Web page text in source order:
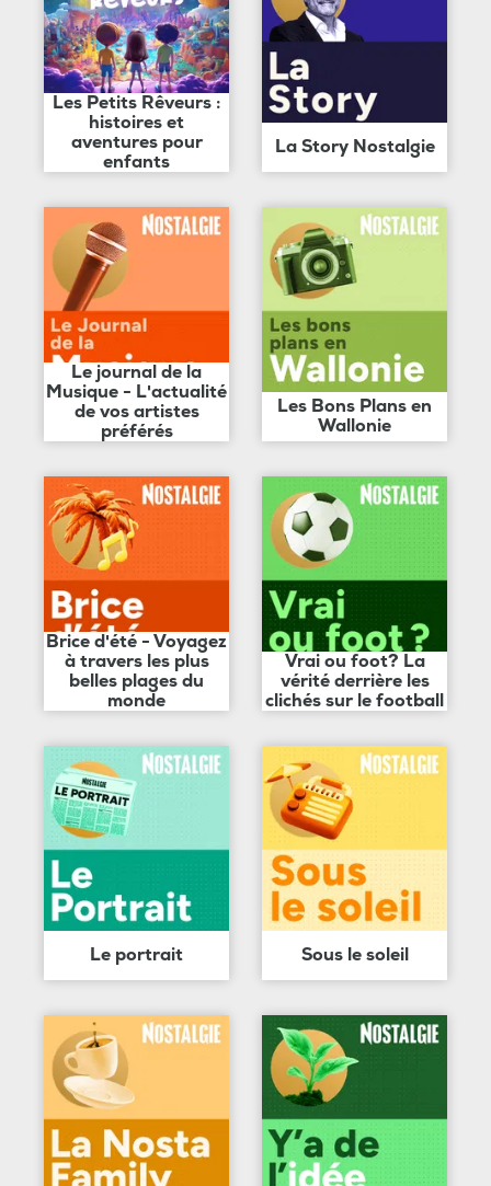
Les Petits Rêveurs :
histoires et
aventures pour
enfants
La Story Nostalgie
Le journal de la
Musique - L'actualité
de vos artistes
préférés
Les Bons Plans en
Wallonie
Brice d'été - Voyagez
à travers les plus
belles plages du
monde
Vrai ou foot? La
vérité derrière les
clichés sur le football
Le portrait Sous le soleil